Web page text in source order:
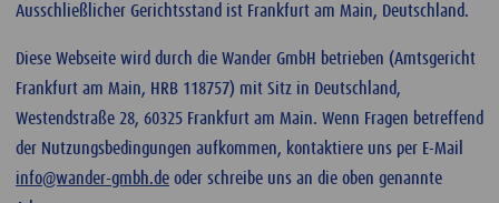
Ausschließlicher Gerichtsstand ist Frankfurt am Main, Deutschland.
Diese Webseite wird durch die Wander GmbH betrieben (Amtsgericht
Frankfurt am Main, HRB 118757) mit Sitz in Deutschland,
Westendstraße 28, 60325 Frankfurt am Main. Wenn Fragen betreffend
der Nutzungsbedingungen aufkommen, kontaktiere uns per E-Mail
info@wander-gmbh.de oder schreibe uns an die oben genannte